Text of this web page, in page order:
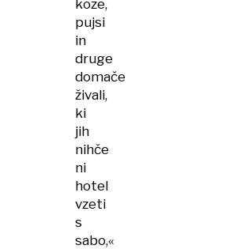
koze,
pujsi
in
druge
domače
živali,
ki
jih
nihče
ni
hotel
vzeti
s
sabo,«